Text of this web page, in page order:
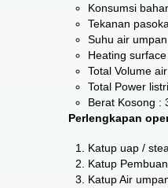
Konsumsi
Tekanan
Suhu air
Heating
Total Volume
Total Power
Berat Kosong :
Perlengkapan
Katup uap /
Katup
Katup Air